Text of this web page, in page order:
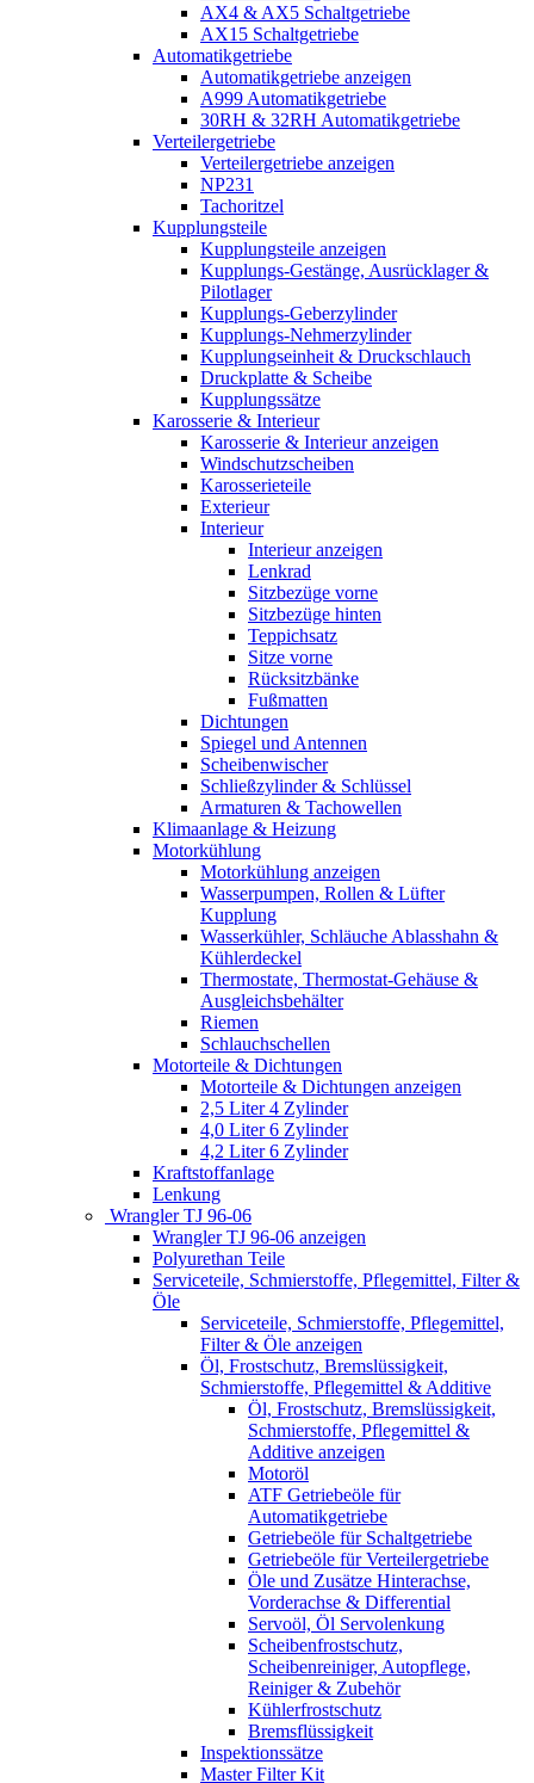
AX4 & AX5 Schaltgetriebe
AX15 Schaltgetriebe
Automatikgetriebe
Automatikgetriebe anzeigen
A999 Automatikgetriebe
30RH & 32RH Automatikgetriebe
Verteilergetriebe
Verteilergetriebe anzeigen
NP231
Tachoritzel
Kupplungsteile
Kupplungsteile anzeigen
Kupplungs-Gestänge, Ausrücklager &
Pilotlager
Kupplungs-Geberzylinder
Kupplungs-Nehmerzylinder
Kupplungseinheit & Druckschlauch
Druckplatte & Scheibe
Kupplungssätze
Karosserie & Interieur
Karosserie & Interieur anzeigen
Windschutzscheiben
Karosserieteile
Exterieur
Interieur
Interieur anzeigen
Lenkrad
Sitzbezüge vorne
Sitzbezüge hinten
Teppichsatz
Sitze vorne
Rücksitzbänke
Fußmatten
Dichtungen
Spiegel und Antennen
Scheibenwischer
Schließzylinder & Schlüssel
Armaturen & Tachowellen
Klimaanlage & Heizung
Motorkühlung
Motorkühlung anzeigen
Wasserpumpen, Rollen & Lüfter
Kupplung
Wasserkühler, Schläuche Ablasshahn &
Kühlerdeckel
Thermostate, Thermostat-Gehäuse &
Ausgleichsbehälter
Riemen
Schlauchschellen
Motorteile & Dichtungen
Motorteile & Dichtungen anzeigen
2,5 Liter 4 Zylinder
4,0 Liter 6 Zylinder
4,2 Liter 6 Zylinder
Kraftstoffanlage
Lenkung
Wrangler TJ 96-06
Wrangler TJ 96-06 anzeigen
Polyurethan Teile
Serviceteile, Schmierstoffe, Pflegemittel, Filter &
Öle
Serviceteile, Schmierstoffe, Pflegemittel,
Filter & Öle anzeigen
Öl, Frostschutz, Bremslüssigkeit,
Schmierstoffe, Pflegemittel & Additive
Öl, Frostschutz, Bremslüssigkeit,
Schmierstoffe, Pflegemittel &
Additive anzeigen
Motoröl
ATF Getriebeöle für
Automatikgetriebe
Getriebeöle für Schaltgetriebe
Getriebeöle für Verteilergetriebe
Öle und Zusätze Hinterachse,
Vorderachse & Differential
Servoöl, Öl Servolenkung
Scheibenfrostschutz,
Scheibenreiniger, Autopflege,
Reiniger & Zubehör
Kühlerfrostschutz
Bremsflüssigkeit
Inspektionssätze
Master Filter Kit